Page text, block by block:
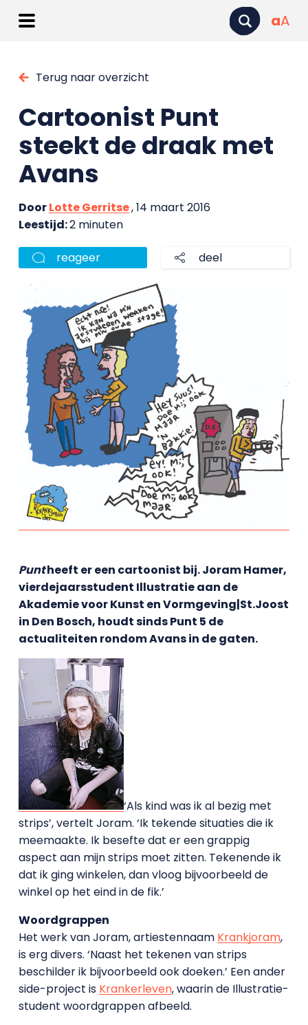
aA
Terug naar overzicht
Cartoonist Punt
steekt de draak met
Avans
DoorLotte Gerritse, 14 maart 2016
Leestijd:2 minuten
reageer deel
Puntheeft er een cartoonist bij. Joram Hamer,
vierdejaarsstudent Illustratie aan de
Akademie voor Kunst en Vormgeving|St.Joost
in Den Bosch, houdt sinds Punt 5 de
actualiteiten rondom Avans in de gaten.
‘Als kind was ik al bezig met
strips’, vertelt Joram. ‘Ik tekende situaties die ik
meemaakte. Ik besefte dat er een grappig
aspect aan mijn strips moet zitten. Tekenende ik
dat ik ging winkelen, dan vloog bijvoorbeeld de
winkel op het eind in de fik.’
Woordgrappen
Het werk van Joram, artiestennaam Krankjoram,
is erg divers. ‘Naast het tekenen van strips
beschilder ik bijvoorbeeld ook doeken.’ Een ander
side-project is Krankerleven, waarin de Illustratie-
student woordgrappen afbeeld.